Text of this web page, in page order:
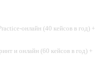
онлайн (40 кейсов в год) +
и онлайн (60 кейсов в год) +